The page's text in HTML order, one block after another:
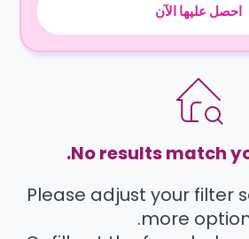
احصل عليها الآن
No results match
Please adjust your filter
more